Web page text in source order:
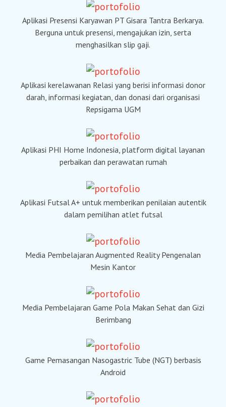
Aplikasi Presensi Karyawan PT Gisara Tantra Berkarya.
Berguna untuk presensi, mengajukan izin, serta
menghasilkan slip gaji.
Aplikasi kerelawanan Relasi yang berisi informasi donor
darah, informasi kegiatan, dan donasi dari organisasi
Repsigama UGM
Aplikasi PHI Home Indonesia, platform digital layanan
perbaikan dan perawatan rumah
Aplikasi Futsal A+ untuk memberikan penilaian autentik
dalam pemilihan atlet futsal
Media Pembelajaran Augmented Reality Pengenalan
Mesin Kantor
Media Pembelajaran Game Pola Makan Sehat dan Gizi
Berimbang
Game Pemasangan Nasogastric Tube (NGT) berbasis
Android